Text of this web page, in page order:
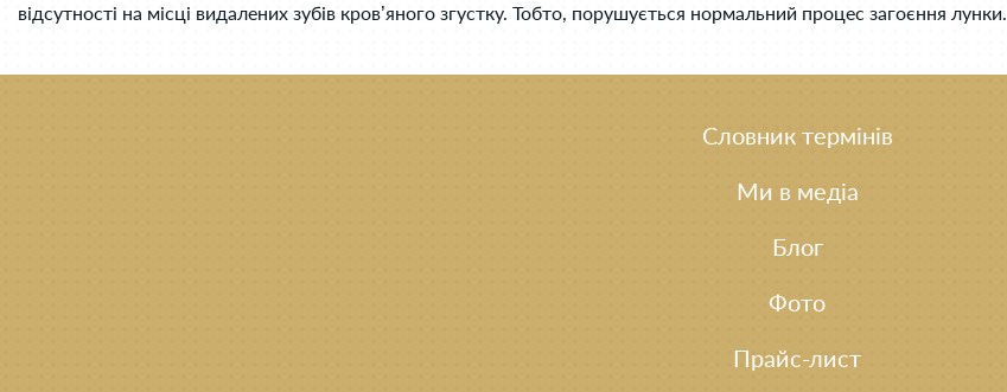
відсутності на місці видалених зубів кров’яного згустку. Тобто, порушується нормальний процес загоєння лунки.
Словник термінів
Ми в медіа
Блог
Фото
Прайс-лист